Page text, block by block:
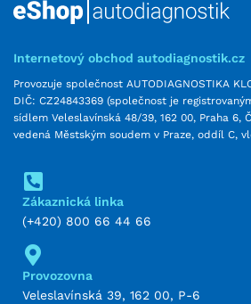
Internetový obchod autodiagnostik.cz
Provozuje společnost AUTODIAGNOSTIKA
DIČ: CZ24843369 (společnost je
sídlem Veleslavínská 48/39, 162 00, Praha 6,
vedená Městským soudem v Praze, oddíl C,
Zákaznická linka
(+420) 800 66 44 66
Provozovna
Veleslavínská 39, 162 00, P-6